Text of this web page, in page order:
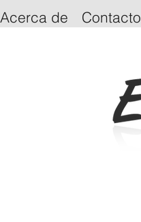
Acerca de Contacto